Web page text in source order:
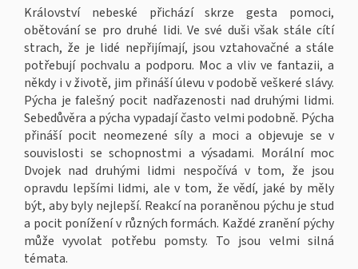
Království nebeské přichází skrze gesta pomoci,
obětování se pro druhé lidi. Ve své duši však stále cítí
strach, že je lidé nepřijímají, jsou vztahovačné a stále
potřebují pochvalu a podporu. Moc a vliv ve fantazii, a
někdy i v životě, jim přináší úlevu v podobě veškeré slávy.
Pýcha je falešný pocit nadřazenosti nad druhými lidmi.
Sebedůvěra a pýcha vypadají často velmi podobně. Pýcha
přináší pocit neomezené síly a moci a objevuje se v
souvislosti se schopnostmi a výsadami. Morální moc
Dvojek nad druhými lidmi nespočívá v tom, že jsou
opravdu lepšími lidmi, ale v tom, že vědí, jaké by měly
být, aby byly nejlepší. Reakcí na poraněnou pýchu je stud
a pocit ponížení v různých formách. Každé zranění pýchy
může vyvolat potřebu pomsty. To jsou velmi silná
témata.